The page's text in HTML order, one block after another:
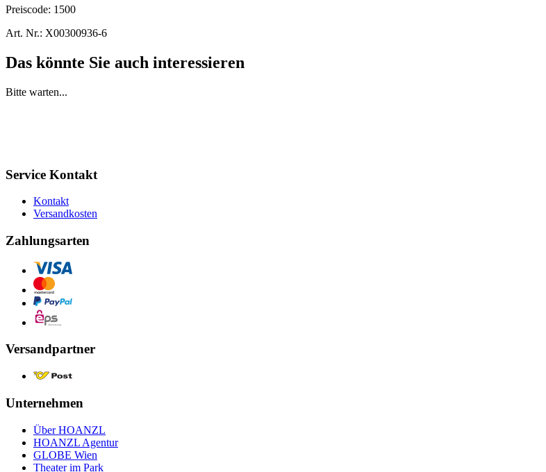
Preiscode: 1500
Art. Nr.: X00300936-6
Das könnte Sie auch interessieren
Bitte warten...
Service Kontakt
Kontakt
Versandkosten
Zahlungsarten
Versandpartner
Unternehmen
Über HOANZL
HOANZL Agentur
GLOBE Wien
Theater im Park